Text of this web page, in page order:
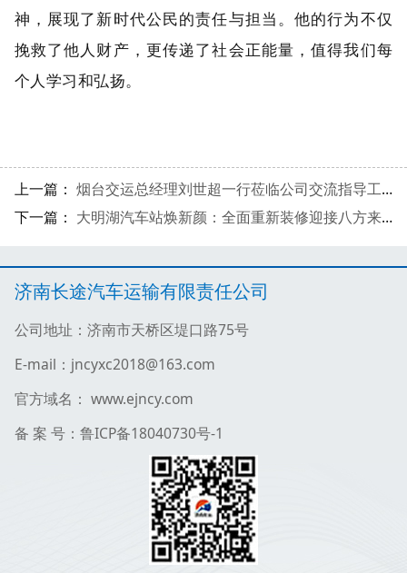
神，展现了新时代公民的责任与担当。他的行为不仅
挽救了他人财产，更传递了社会正能量，值得我们每
个人学习和弘扬。
上一篇： 烟台交运总经理刘世超一行莅临公司交流指导工作
下一篇： 大明湖汽车站焕新颜：全面重新装修迎接八方来客
济南长途汽车运输有限责任公司
公司地址：济南市天桥区堤口路75号
E-mail：jncyxc2018@163.com
官方域名： www.ejncy.com
备 案 号：鲁ICP备18040730号-1